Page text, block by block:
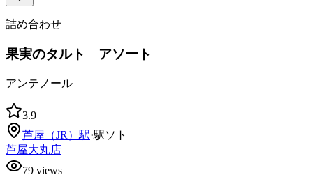
詰め合わせ
果実のタルト アソート
アンテノール
3.9
芦屋（JR） 駅·駅ソト
芦屋大丸店
79 views